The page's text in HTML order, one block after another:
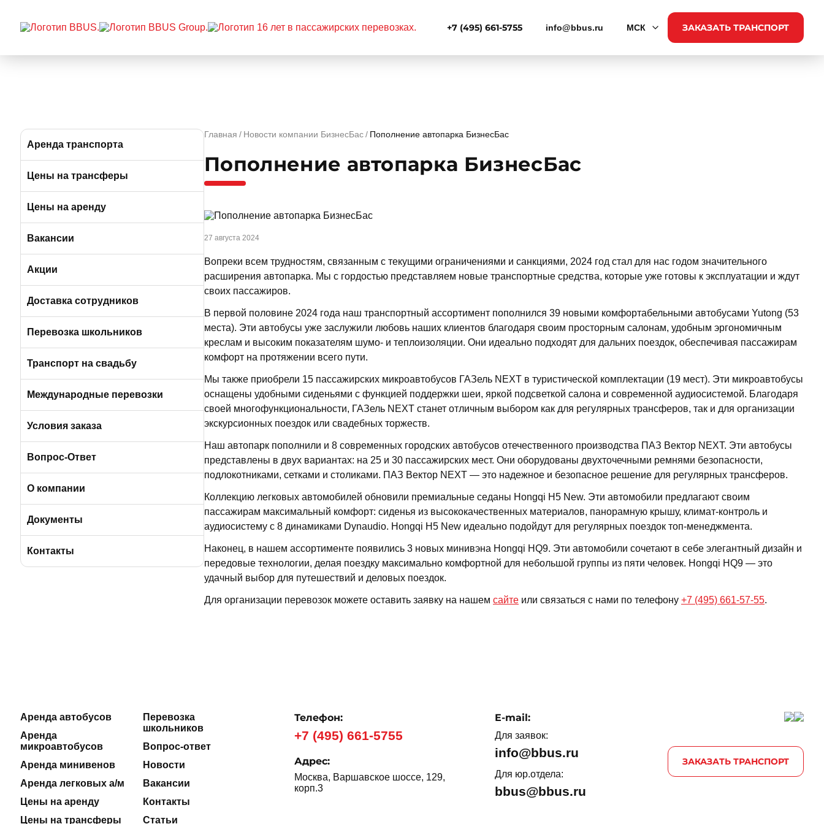
+7 (495) 661-5755 info@bbus.ru МСК ЗАКАЗАТЬ ТРАНСПОРТ
Аренда транспорта
Автобусы (от 39 до 57 мест)
Микроавтобусы (от 9 до 19 мест)
Минивэны (от 5 до 7 мест)
Легковые а/м (от 3 до 4 мест)
Пригородные автобусы
Цены на трансферы
Цены на аренду
Вакансии
Вакансии в Москве
Вакансии в Санкт-Петербурге
Акции
Доставка сотрудников
Автобусами и микроавтобусами
Легковыми авто и минивэнами
Перевозка школьников
Транспорт на свадьбу
Автобусы
Микроавтобусы
Международные перевозки
Условия заказа
Отличия трансфера от аренды
Порядок оплаты услуг
Условия возврата
Вопрос-Ответ
О компании
О компании БизнесБас
BBus Group
Документы
Лицензии и удостоверения
Контакты
Главная Новости компании БизнесБас Пополнение автопарка БизнесБас
Пополнение автопарка БизнесБас
27 августа 2024
Вопреки всем трудностям, связанным с текущими ограничениями и санкциями, 2024 год стал для нас годом значительного
расширения автопарка. Мы с гордостью представляем новые транспортные средства, которые уже готовы к эксплуатации и ждут
своих пассажиров.
В первой половине 2024 года наш транспортный ассортимент пополнился 39 новыми комфортабельными автобусами Yutong (53
места). Эти автобусы уже заслужили любовь наших клиентов благодаря своим просторным салонам, удобным эргономичным
креслам и высоким показателям шумо- и теплоизоляции. Они идеально подходят для дальних поездок, обеспечивая пассажирам
комфорт на протяжении всего пути.
Мы также приобрели 15 пассажирских микроавтобусов ГАЗель NEXT в туристической комплектации (19 мест). Эти микроавтобусы
оснащены удобными сиденьями с функцией поддержки шеи, яркой подсветкой салона и современной аудиосистемой. Благодаря
своей многофункциональности, ГАЗель NEXT станет отличным выбором как для регулярных трансферов, так и для организации
экскурсионных поездок или свадебных торжеств.
Наш автопарк пополнили и 8 современных городских автобусов отечественного производства ПАЗ Вектор NEXT. Эти автобусы
представлены в двух вариантах: на 25 и 30 пассажирских мест. Они оборудованы двухточечными ремнями безопасности,
подлокотниками, сетками и столиками. ПАЗ Вектор NEXT — это надежное и безопасное решение для регулярных трансферов.
Коллекцию легковых автомобилей обновили премиальные седаны Hongqi H5 New. Эти автомобили предлагают своим
пассажирам максимальный комфорт: сиденья из высококачественных материалов, панорамную крышу, климат-контроль и
аудиосистему с 8 динамиками Dynaudio. Hongqi H5 New идеально подойдут для регулярных поездок топ-менеджмента.
Наконец, в нашем ассортименте появились 3 новых минивэна Hongqi HQ9. Эти автомобили сочетают в себе элегантный дизайн и
передовые технологии, делая поездку максимально комфортной для небольшой группы из пяти человек. Hongqi HQ9 — это
удачный выбор для путешествий и деловых поездок.
Для организации перевозок можете оставить заявку на нашем сайте или связаться с нами по телефону +7 (495) 661-57-55.
Аренда автобусов
Аренда
микроавтобусов
Аренда минивенов
Аренда легковых а/м
Цены на аренду
Цены на трансферы
Перевозка
школьников
Вопрос-ответ
Новости
Вакансии
Контакты
Статьи
Телефон:
+7 (495) 661-5755
Адрес:
Москва, Варшавское шоссе, 129,
корп.3
E-mail:
Для заявок:
info@bbus.ru
Для юр.отдела:
bbus@bbus.ru
ЗАКАЗАТЬ ТРАНСПОРТ